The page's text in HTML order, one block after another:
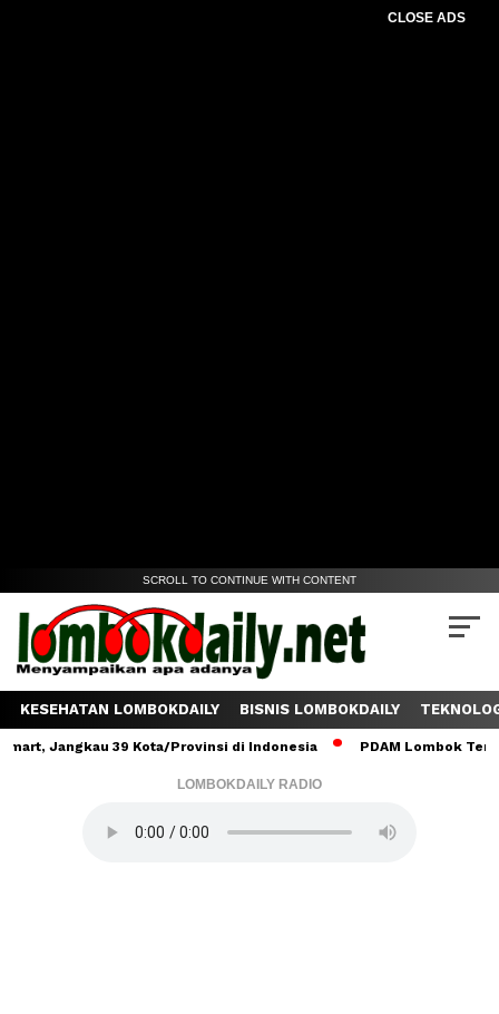
CLOSE ADS
SCROLL TO CONTINUE WITH CONTENT
KESEHATAN LOMBOKDAILY BISNIS LOMBOKDAILY
39 Kota/Provinsi di Indonesia PDAM Lombok Tengah
LOMBOKDAILY RADIO